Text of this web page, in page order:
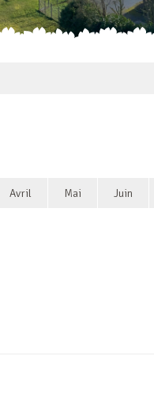
Avril Mai Juin